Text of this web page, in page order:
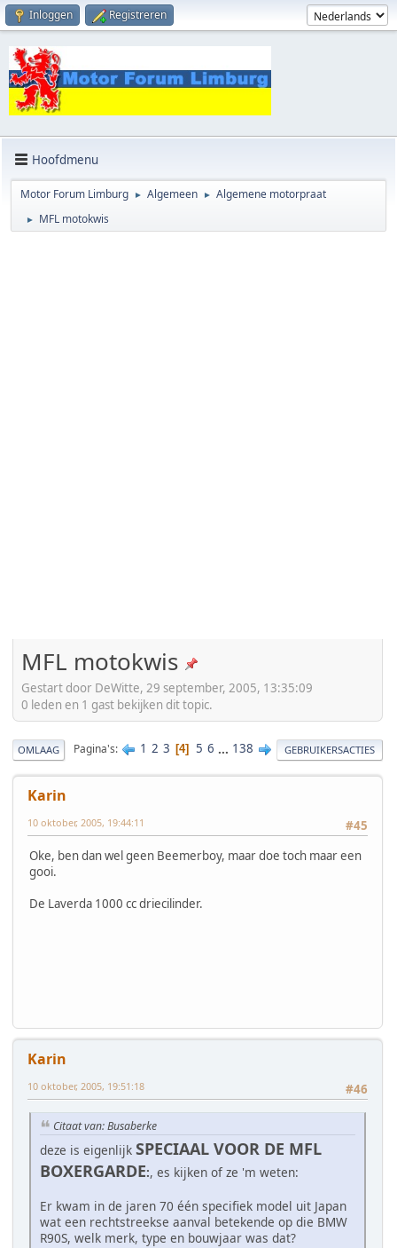
Inloggen Registreren
Hoofdmenu
Motor Forum Limburg ► Algemeen ► Algemene motorpraat
► MFL motokwis
MFL motokwis
Gestart door DeWitte, 29 september, 2005, 13:35:09
0 leden en 1 gast bekijken dit topic.
OMLAAG Pagina's 1 2 3 4 5 6 ... 138 GEBRUIKERSACTIES
Karin
#45
10 oktober, 2005, 19:44:11
Oke, ben dan wel geen Beemerboy, maar doe toch maar een
gooi.
De Laverda 1000 cc driecilinder.
Karin
#46
10 oktober, 2005, 19:51:18
Citaat van: Busaberke
deze is eigenlijk SPECIAAL VOOR DE MFL
BOXERGARDE:, es kijken of ze 'm weten:
Er kwam in de jaren 70 één specifiek model uit Japan
wat een rechtstreekse aanval betekende op die BMW
R90S, welk merk, type en bouwjaar was dat?